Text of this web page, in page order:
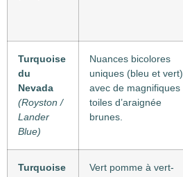
Turquoise
du
Nevada
(Royston /
Lander
Blue)
Nuances bicolores
uniques (bleu et vert)
avec de magnifiques
toiles d’araignée
brunes.
Turquoise
Vert pomme à vert-